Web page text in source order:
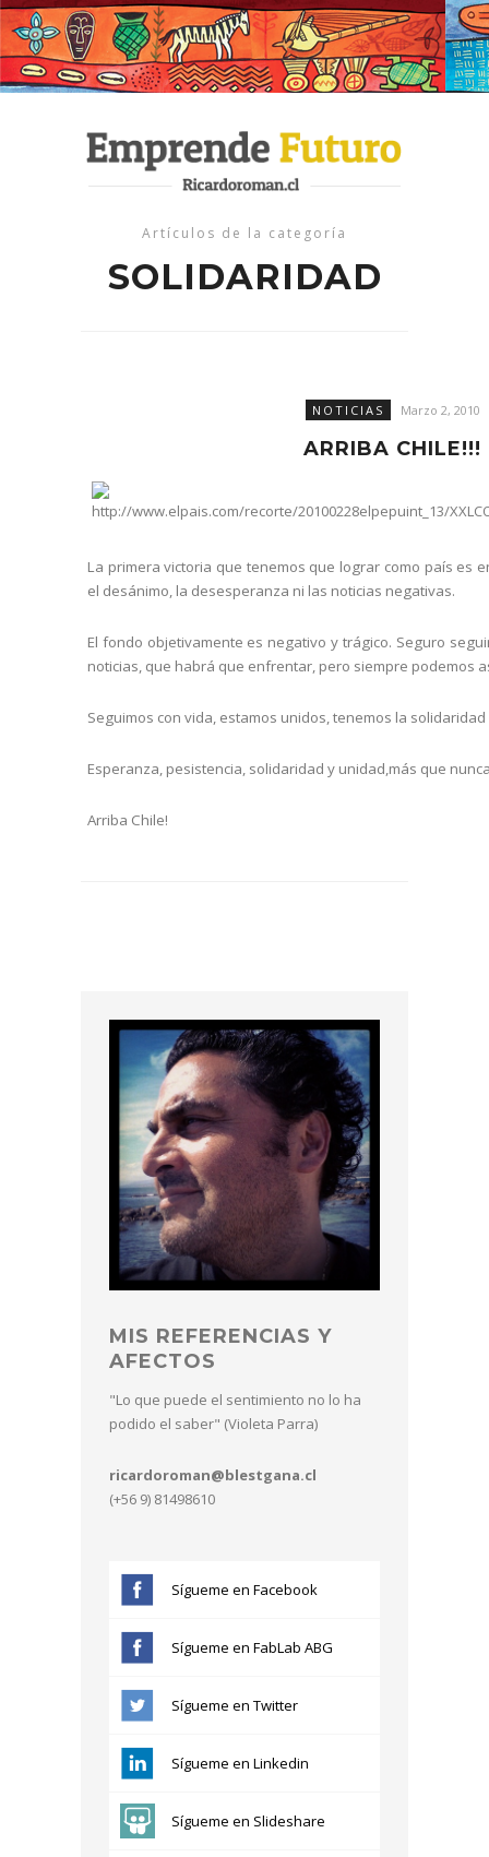
Artículos de la categoría
SOLIDARIDAD
NOTICIAS Marzo 2, 2010
ARRIBA CHILE!!!
La primera victoria que tenemos que lograr como país es
el desánimo, la desesperanza ni las noticias negativas.
El fondo objetivamente es negativo y trágico. Seguro
noticias, que habrá que enfrentar, pero siempre podemos
Seguimos con vida, estamos unidos, tenemos la
Esperanza, pesistencia, solidaridad y unidad,más que
Arriba Chile!
MIS REFERENCIAS Y
AFECTOS
"Lo que puede el sentimiento no lo ha
podido el saber" (Violeta Parra)
ricardoroman@blestgana.cl
(+56 9) 81498610
Sígueme en Facebook
Sígueme en FabLab ABG
Sígueme en Twitter
Sígueme en Linkedin
Sígueme en Slideshare